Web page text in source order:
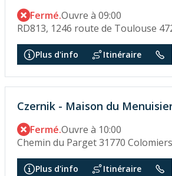
Fermé.Ouvre à 09:00
RD813, 1246 route de Toulouse
Plus d'info Itinéraire
Czernik - Maison du
Fermé.Ouvre à 10:00
Chemin du Parget 31770 Colomiers
Plus d'info Itinéraire